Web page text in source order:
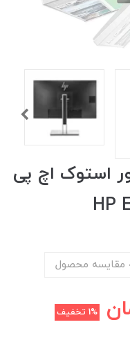
استوک اچ پی
مقایسه محصول
1% تخفیف